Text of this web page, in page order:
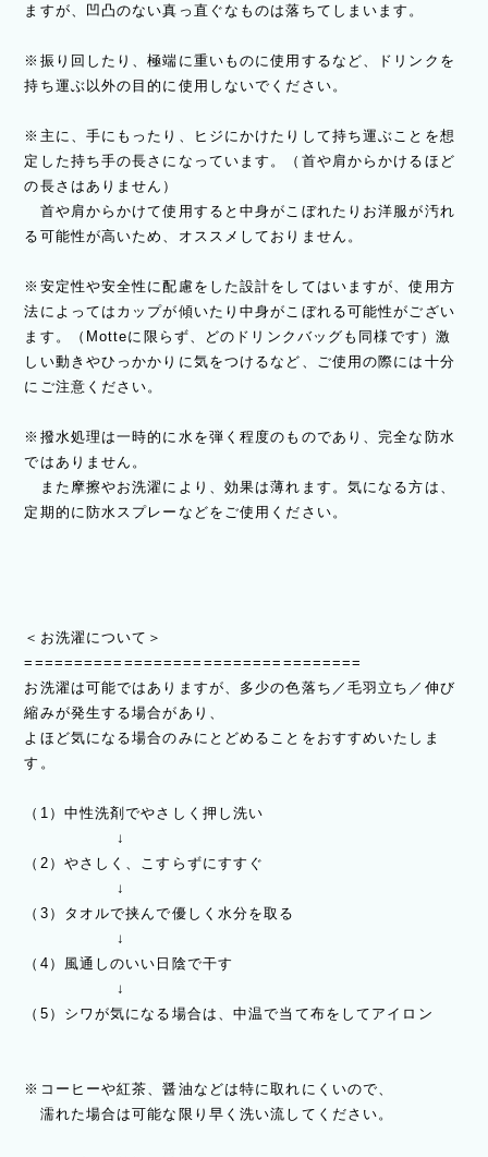
ますが、凹凸のない真っ直ぐなものは落ちてしまいます。
※振り回したり、極端に重いものに使用するなど、ドリンクを
持ち運ぶ以外の目的に使用しないでください。
※主に、手にもったり、ヒジにかけたりして持ち運ぶことを想
定した持ち手の長さになっています。（首や肩からかけるほど
の長さはありません）
首や肩からかけて使用すると中身がこぼれたりお洋服が汚れ
る可能性が高いため、オススメしておりません。
※安定性や安全性に配慮をした設計をしてはいますが、使用方
法によってはカップが傾いたり中身がこぼれる可能性がござい
ます。（Motteに限らず、どのドリンクバッグも同様です）激
しい動きやひっかかりに気をつけるなど、ご使用の際には十分
にご注意ください。
※撥水処理は一時的に水を弾く程度のものであり、完全な防水
ではありません。
また摩擦やお洗濯により、効果は薄れます。気になる方は、
定期的に防水スプレーなどをご使用ください。
＜お洗濯について＞
==================================
お洗濯は可能ではありますが、多少の色落ち／毛羽立ち／伸び
縮みが発生する場合があり、
よほど気になる場合のみにとどめることをおすすめいたしま
す。
（1）中性洗剤でやさしく押し洗い
↓
（2）やさしく、こすらずにすすぐ
↓
（3）タオルで挟んで優しく水分を取る
↓
（4）風通しのいい日陰で干す
↓
（5）シワが気になる場合は、中温で当て布をしてアイロン
※コーヒーや紅茶、醤油などは特に取れにくいので、
濡れた場合は可能な限り早く洗い流してください。